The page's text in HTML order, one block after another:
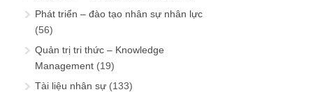
Phát triển – đào tạo nhân sự nhân lực
(56)
Quản trị tri thức – Knowledge
Management (19)
Tài liệu nhân sự (133)